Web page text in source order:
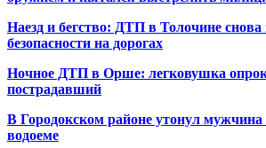
Наезд и бегство: ДТП в Толочине снова
безопасности на дорогах
Ночное ДТП в Орше: легковушка
пострадавший
В Городокском районе утонул мужчина
водоеме